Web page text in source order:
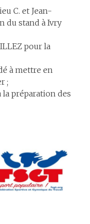
C. et Jean-
du stand à Ivry
pour la
à mettre en
;
la préparation des